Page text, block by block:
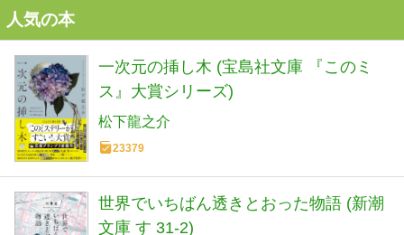
人気の本
一次元の挿し木 (宝島社文庫 『このミ
ス』大賞シリーズ)
松下龍之介
23379
世界でいちばん透きとおった物語 (新潮
文庫 す 31-2)